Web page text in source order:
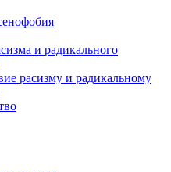
и радикального
расизму и радикальному